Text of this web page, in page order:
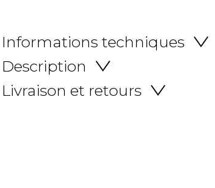
Informations techniques
Description
Livraison et retours